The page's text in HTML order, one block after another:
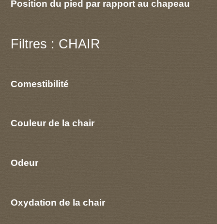
Position du pied par rapport au chapeau
Filtres : CHAIR
Comestibilité
Couleur de la chair
Odeur
Oxydation de la chair